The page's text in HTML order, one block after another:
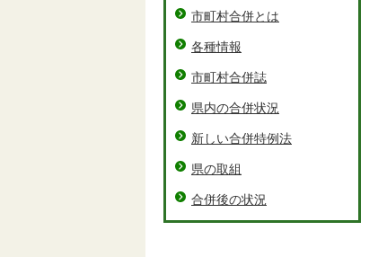
市町村合併とは
各種情報
市町村合併誌
県内の合併状況
新しい合併特例法
県の取組
合併後の状況